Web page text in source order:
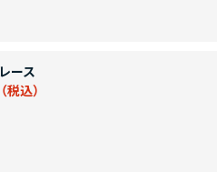
ース